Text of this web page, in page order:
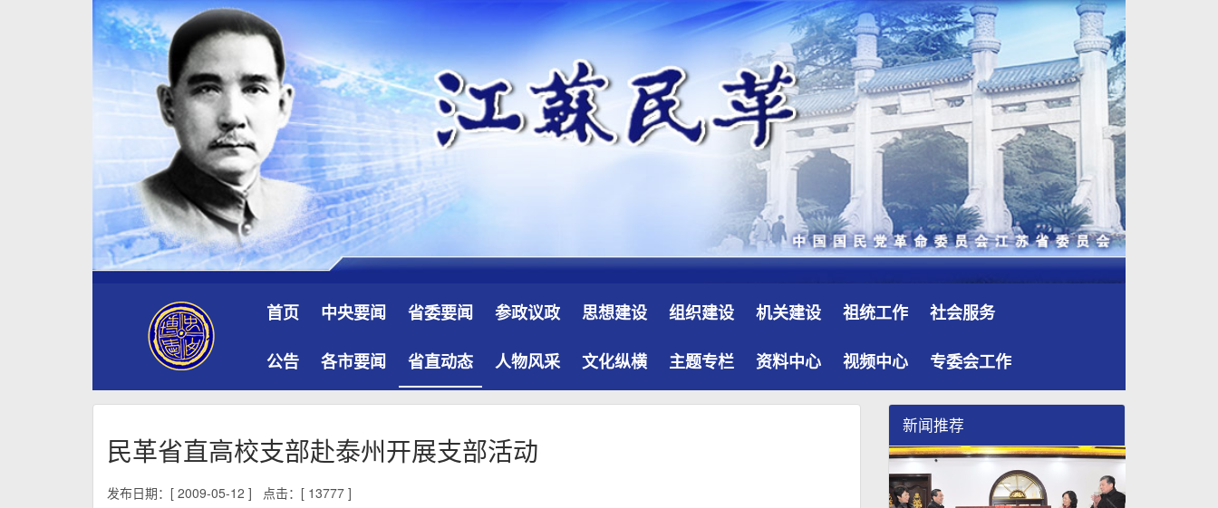
首页 中央要闻 省委要闻 参政议政 思想建设 组织建设 机关建设 祖统工作 社会服务
公告 各市要闻 省直动态 人物风采 文化纵横 主题专栏 资料中心 视频中心 专委会工作
民革省直高校支部赴泰州开展支部活动
发布日期：[ 2009-05-12 ] 点击：[ 13777 ]
新闻推荐